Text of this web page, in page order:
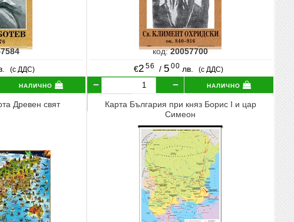
(с ДДС)
налично
код:20057700
€2 56 / 5 00 лв. (с ДДС)
налично
Древен свят
Карта България при княз Борис I и цар
Симеон